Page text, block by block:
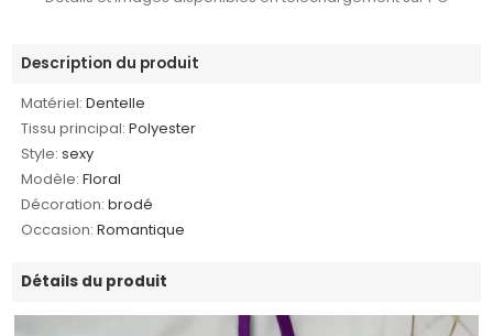
Description du produit
Matériel: Dentelle
Tissu principal: Polyester
Style: sexy
Modèle: Floral
Décoration: brodé
Occasion: Romantique
Détails du produit